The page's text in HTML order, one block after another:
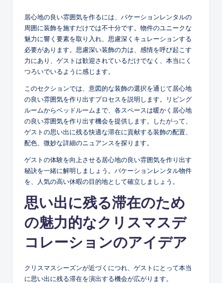
居心地の良い雰囲気を作るには、バケーションレンタルの
周囲に装飾を施すだけでは不十分です。物件のユニークな
魅力に響く要素を取り入れ、思慮深くキュレーションする
必要があります。思慮深い装飾の力は、感情を呼び起こす
力にあり、ゲストは歓迎されているだけでなく、本当にく
つろいでいるように感じます。
このセクションでは、意図的な装飾の選択を通じて居心地
の良い雰囲気を作り出すプロセスを説明します。リビング
ルームからベッドルームまで、各スペースは暖かく居心地
の良い雰囲気を作り出す機会を提供します。したがって、
ゲストの思い出に残る快適な滞在に貢献する装飾の配置、
配色、微妙な詳細のニュアンスを探ります。
ゲストの体験を向上させる居心地の良い雰囲気を作り出す
秘訣を一緒に解明しましょう。バケーションレンタル物件
を、人気の高い休暇の目的地として確立しましょう。
思い出に残る滞在のため
の魅力的なクリスマスデ
コレーションのアイデア
クリスマスシーズンが近づくにつれ、ゲストにとって本当
に思い出に残る滞在を演出する機会が広がります。